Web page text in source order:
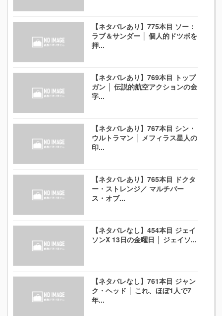
【ネタバレあり】775本目 ソー：
ラブ＆サンダー │ 個人的ドツボを
押...
【ネタバレあり】769本目 トップ
ガン │ 伝説的航空アクションの金
字...
【ネタバレあり】767本目 シン・
ウルトラマン │ メフィラス星人の
印...
【ネタバレあり】765本目 ドクタ
ー・ストレンジ／ マルチバー
ス・オブ...
【ネタバレなし】454本目 ジェイ
ソンX 13日の金曜日 │ ジェイソ...
【ネタバレなし】761本目 ジャン
ク・ヘッド │ これ、ほぼ1人で7
年...